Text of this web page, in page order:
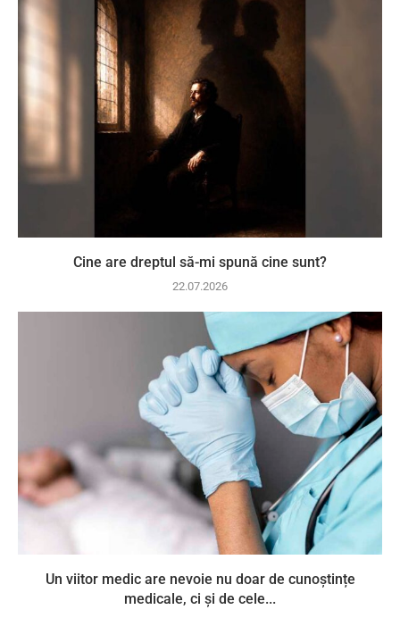
Cine are dreptul să-mi spună cine sunt?
22.07.2026
Un viitor medic are nevoie nu doar de cunoștințe
medicale, ci și de cele...